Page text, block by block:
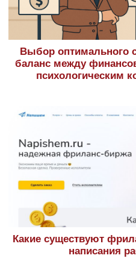
Выбор оптимального
баланс между
психологическим
Какие существуют
написания